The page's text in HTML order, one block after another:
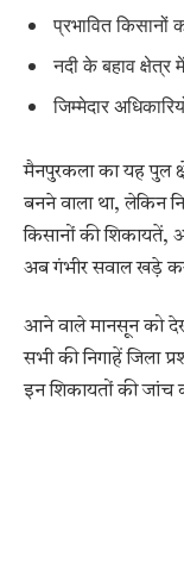
प्रभावित किसानों
नदी के बहाव क्षेत्र
जिम्मेदार
मैनपुरकला का यह पुल
बनने वाला था, लेकिन
किसानों की शिकायतें,
अब गंभीर सवाल खड़े
आने वाले मानसून को
सभी की निगाहें जिला
इन शिकायतों की जांच